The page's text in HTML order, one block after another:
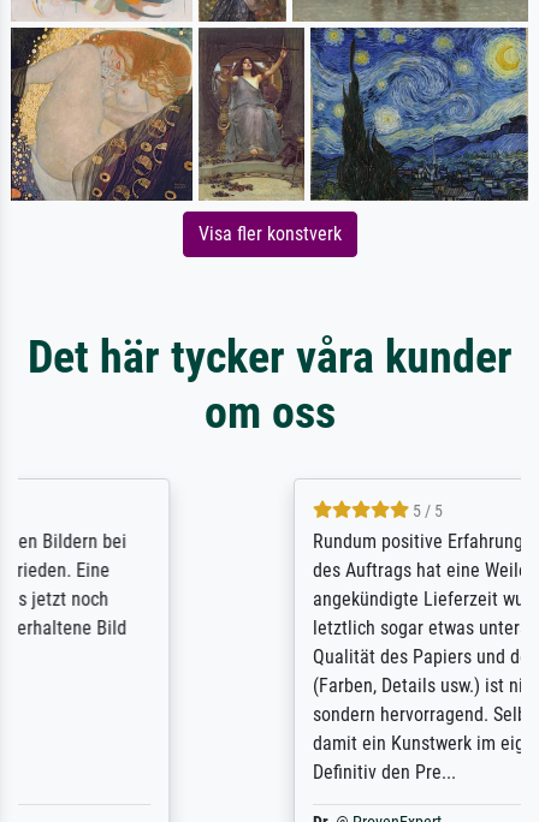
Visa fler konstverk
Det här tycker våra kunder
om oss
Rundum positive Erfahrung. Die Ausführung
des Auftrags hat eine Weile gedauert, die
angekündigte Lieferzeit wurde aber
letztlich sogar etwas unterschritten. Die
Qualität des Papiers und des Drucks
(Farben, Details usw.) ist nicht nur gut,
sondern hervorragend. Selbst ein Druck ist
damit ein Kunstwerk im eigenen Sinne.